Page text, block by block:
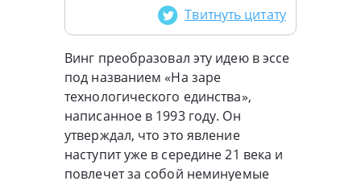
Твитнуть цитату
Винг преобразовал эту идею в эссе
под названием «На заре
технологического единства»,
написанное в 1993 году. Он
утверждал, что это явление
наступит уже в середине 21 века и
повлечет за собой неминуемые